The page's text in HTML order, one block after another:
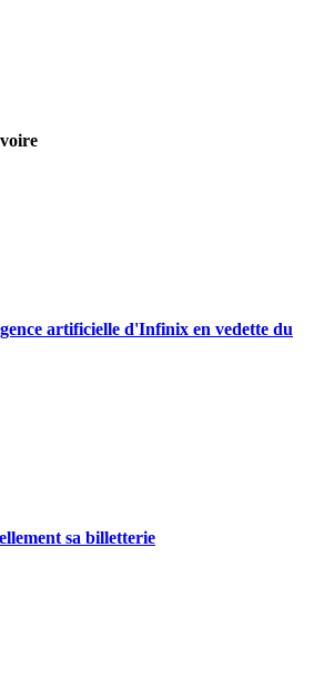
artificielle d'Infinix en vedette du
sa billetterie